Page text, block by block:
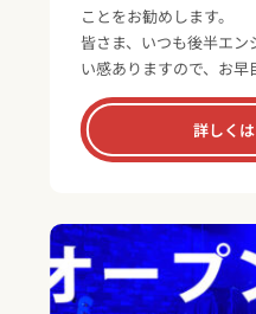
ことをお勧めします。
皆さま、いつも後半エ
い感ありますので、お早
詳しく